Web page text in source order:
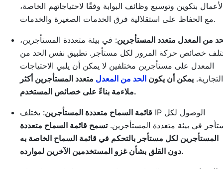
بتكوين وتوسيع وظائف البوابة وفقًا لاحتياجاتهم الخاصة،
مع الحفاظ على استقلالية فرق الخدمات الصغيرة والخدمات.
من المعدل متعدد المستأجرين: في بيئة متعددة المستأجرين،
خصائص حركة المرور لكل مستأجر. تطبيق نفس الحد من
المعدل على مستأجرين مختلفين لا يمكن أن يلبي الاحتياجات
التجارية. يمكن أن يكون الحد من المعدل متعدد المستأجرين أكثر
ملاءمة بناءً على خصائص المستخدم.
قائمة السماح متعددة المستأجرين: يختلف IP الوصول لكل
في بيئة متعددة المستأجرين.تسمح قائمة السماح متعددة
المستأجرين لكل مستأجر بالتحكم في قائمة السماح الخاصة به
دون القلق بشأن غزو المستخدمين الآخرين لموارده.